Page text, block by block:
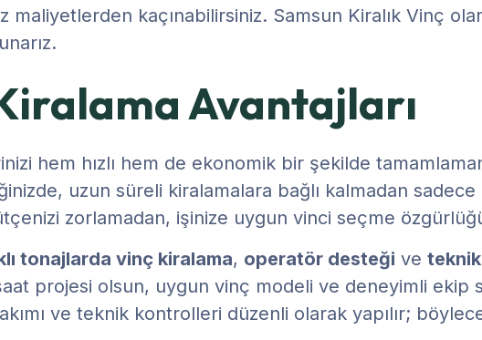
kaçınabilirsiniz. Samsun Kiralık Vinç
Avantajları
hem hızlı hem de ekonomik bir şekilde
uzun süreli kiralamalara bağlı kalmadan
zorlamadan, işinize uygun vinci seçme
tonajlarda vinç kiralama, operatör desteği ve teknik
projesi olsun, uygun vinç modeli ve deneyimli ekip
ve teknik kontrolleri düzenli olarak yapılır;